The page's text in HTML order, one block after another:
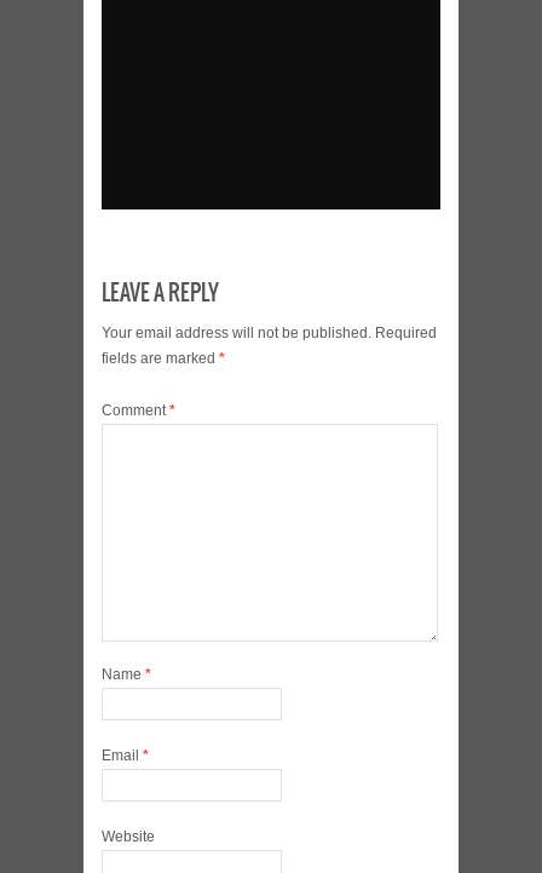
LEAVE A REPLY
Your email address will not be published. Required
fields are marked *
Comment*
Name *
Email *
Website